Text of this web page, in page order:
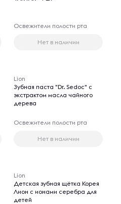
Освежители полости рта
Нет в наличии
Lion
Зубная паста "Dr. Sedoc" с
экстрактом масла чайного
дерева
Освежители полости рта
Нет в наличии
Lion
Детская зубная щётка Корея
Лион с ионами серебра для
детей